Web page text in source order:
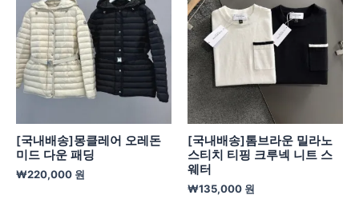
[국내배송]몽클레어 오레돈
미드 다운 패딩
₩220,000 원
[국내배송]톰브라운 밀라노
스티치 티핑 크루넥 니트 스
웨터
₩135,000 원